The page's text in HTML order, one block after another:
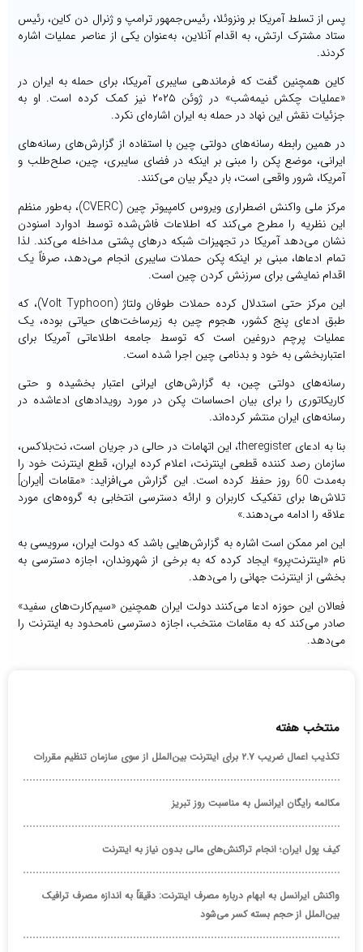
پس از تسلط آمریکا بر ونزوئلا، رئیس‌جمهور ترامپ و ژنرال دن کاین، رئیس
ستاد مشترک ارتش، به اقدام آنلاین، به‌عنوان یکی از عناصر عملیات اشاره
کردند.
کاین همچنین گفت که فرماندهی سایبری آمریکا، برای حمله به ایران در
«عملیات چکش نیمه‌شب» در ژوئن ۲۰۲۵ نیز کمک کرده است. او به
جزئیات نقش این نهاد در حمله به ایران اشاره‌ای نکرد.
در همین رابطه رسانه‌های دولتی چین با استفاده از گزارش‌های رسانه‌های
ایرانی، موضع پکن را مبنی بر اینکه در فضای سایبری، چین، صلح‌طلب و
آمریکا، شرور واقعی است، بار دیگر بیان می‌کنند.
مرکز ملی واکنش اضطراری ویروس کامپیوتر چین (CVERC)، به‌طور منظم
این نظریه را مطرح می‌کند که اطلاعات فاش‌شده توسط ادوارد اسنودن
نشان می‌دهد آمریکا در تجهیزات شبکه درهای پشتی مداخله می‌کند. لذا
تمام ادعاها، مبنی بر اینکه پکن حملات سایبری انجام می‌دهد، صرفاً یک
اقدام نمایشی برای سرزنش کردن چین است.
این مرکز حتی استدلال کرده حملات طوفان ولتاژ (Volt Typhoon)، که
طبق ادعای پنج کشور، هجوم چین به زیرساخت‌های حیاتی بوده، یک
عملیات پرچم دروغین است که توسط جامعه اطلاعاتی آمریکا برای
اعتباربخشی به خود و بدنامی چین اجرا شده است.
رسانه‌های دولتی چین، به گزارش‌های ایرانی اعتبار بخشیده و حتی
کاریکاتوری را برای بیان احساسات پکن در مورد رویدادهای ادعاشده در
رسانه‌های ایران منتشر کرده‌اند.
بنا به ادعای theregister، این اتهامات در حالی در جریان است، نت‌بلاکس،
سازمان رصد کننده قطعی اینترنت، اعلام کرده ایران، قطع اینترنت خود را
به‌مدت 60 روز حفظ کرده است. این گزارش می‌افزاید: «مقامات [ایران]
تلاش‌ها برای تفکیک کاربران و ارائه دسترسی انتخابی به گروه‌های مورد
علاقه را ادامه می‌دهند.»
این امر ممکن است اشاره به گزارش‌هایی باشد که دولت ایران، سرویسی به‌
نام «اینترنت‌پرو» ایجاد کرده که به برخی از شهروندان، اجازه دسترسی به
بخشی از اینترنت جهانی را می‌دهد.
فعالان این حوزه ادعا می‌کنند دولت ایران همچنین «سیم‌کارت‌های سفید»
صادر می‌کند که به مقامات منتخب، اجازه دسترسی نامحدود به اینترنت را
می‌دهد.
منتخب هفته
تکذیب اعمال ضریب ۲.۷ برای اینترنت بین‌الملل از سوی سازمان تنظیم مقررات
مکالمه رایگان ایرانسل به مناسبت روز تبریز
کیف پول ایران؛ انجام تراکنش‌های مالی بدون نیاز به اینترنت
واکنش ایرانسل به ابهام درباره مصرف اینترنت: دقیقاً به اندازه مصرف ترافیک
بین‌الملل از حجم بسته کسر می‌شود